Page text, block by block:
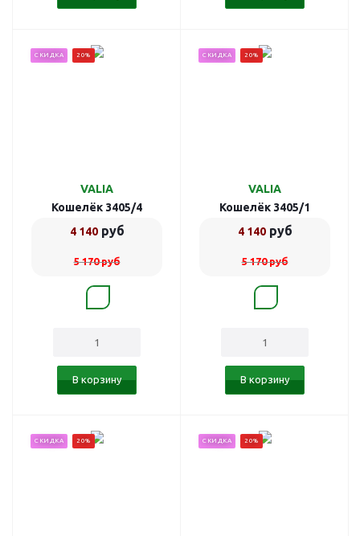
СКИДКА 20%
VALIA
Кошелёк 3405/4
4 140руб
5 170руб
В корзину
СКИДКА 20%
VALIA
Кошелёк 3405/1
4 140руб
5 170руб
В корзину
СКИДКА 20% СКИДКА 20%